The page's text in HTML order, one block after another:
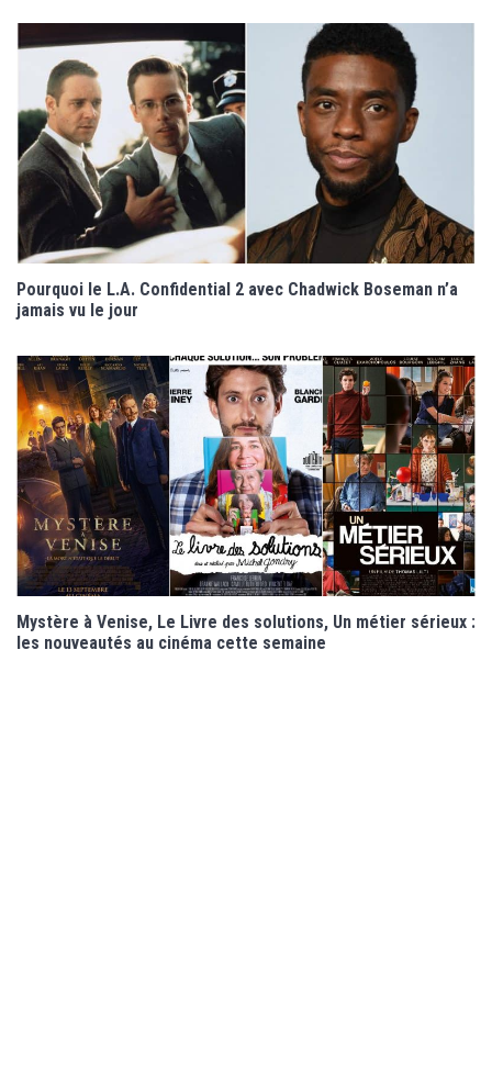
Pourquoi le L.A. Confidential 2 avec Chadwick Boseman n’a
jamais vu le jour
Mystère à Venise, Le Livre des solutions, Un métier sérieux :
les nouveautés au cinéma cette semaine